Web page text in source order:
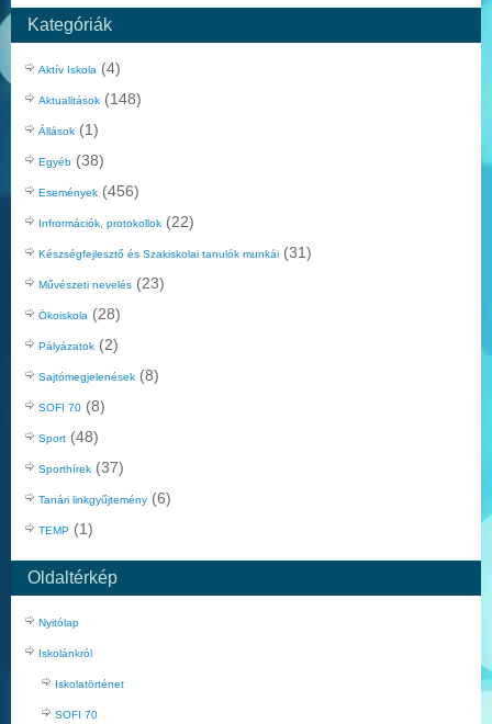
Kategóriák
Aktív Iskola (4)
Aktualitások (148)
Állások (1)
Egyéb (38)
Események (456)
Infrormációk, protokollok (22)
Készségfejlesztő és Szakiskolai tanulók munkái (31)
Művészeti nevelés (23)
Ökoiskola (28)
Pályázatok (2)
Sajtómegjelenések (8)
SOFI 70 (8)
Sport (48)
Sporthírek (37)
Tanári linkgyűjtemény (6)
TEMP (1)
Oldaltérkép
Nyitólap
Iskolánkról
Iskolatörténet
SOFI 70